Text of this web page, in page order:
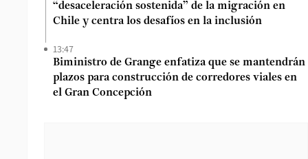
“desaceleración sostenida” de la migración en
Chile y centra los desafíos en la inclusión
13:47
Biministro de Grange enfatiza que se mantendrán
plazos para construcción de corredores viales en
el Gran Concepción